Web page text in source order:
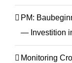
PM:
— Investition
Monitoring